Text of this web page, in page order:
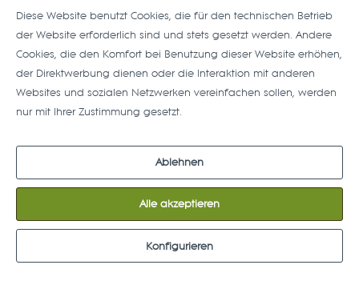
Diese Website benutzt Cookies, die für den technischen Betrieb
der Website erforderlich sind und stets gesetzt werden. Andere
Cookies, die den Komfort bei Benutzung dieser Website erhöhen,
der Direktwerbung dienen oder die Interaktion mit anderen
Websites und sozialen Netzwerken vereinfachen sollen, werden
nur mit Ihrer Zustimmung gesetzt.
Ablehnen
Alle akzeptieren
Konfigurieren